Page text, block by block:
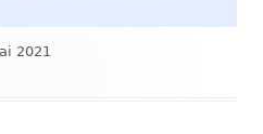
2021